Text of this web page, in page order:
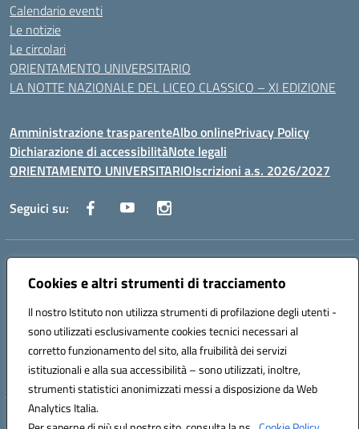
Cookies e altri strumenti di tracciamento
Il nostro Istituto non utilizza strumenti di profilazione degli utenti -
sono utilizzati esclusivamente cookies tecnici necessari al
corretto funzionamento del sito, alla fruibilità dei servizi
istituzionali e alla sua accessibilità – sono utilizzati, inoltre,
strumenti statistici anonimizzati messi a disposizione da Web
Analytics Italia.
Calendario eventi
Le notizie
Le circolari
ORIENTAMENTO UNIVERSITARIO
LA NOTTE NAZIONALE DEL LICEO CLASSICO – XI EDIZIONE
Amministrazione trasparenteAlbo onlinePrivacy Policy
Dichiarazione di accessibilitàNote legali
ORIENTAMENTO UNIVERSITARIOIscrizioni a.s. 2026/2027
Seguici su:
Indirizzo:
Centralino:0882 331218 Email:fgps210002@istruzione.it
Codice fiscale: 93071630714
Codice meccanografico:
FGPS210002
Codice unico di fatturazione (CUF): UF7W9K
Hosting & Powered by 3D Solution S.r.l.